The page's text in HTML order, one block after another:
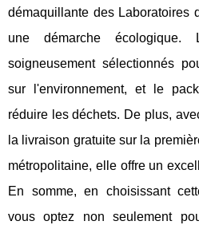
démaquillante des Laboratoires
une démarche écologique.
soigneusement sélectionnés
sur l'environnement, et le
réduire les déchets. De plus,
la livraison gratuite sur la
métropolitaine, elle offre un
En somme, en choisissant
vous optez non seulement